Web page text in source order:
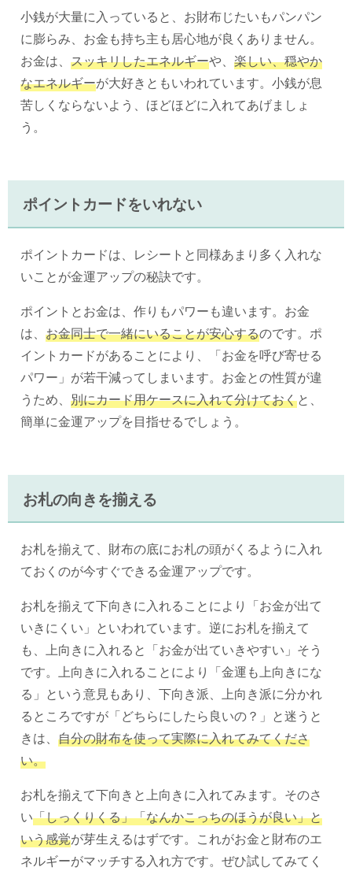
小銭が大量に入っていると、お財布じたいもパンパン
に膨らみ、お金も持ち主も居心地が良くありません。
お金は、 スッキリしたエネルギーや、 楽しい、穏やか
なエネルギーが大好きともいわれています。小銭が息
苦しくならないよう、ほどほどに入れてあげましょ
う。
ポイントカードをいれない
ポイントカードは、レシートと同様あまり多く入れな
いことが金運アップの秘訣です。
ポイントとお金は、作りもパワーも違います。お金
は、 お金同士で一緒にいることが安心するのです。ポ
イントカードがあることにより、「お金を呼び寄せる
パワー」が若干減ってしまいます。お金との性質が違
うため、 別にカード用ケースに入れて分けておくと、
簡単に金運アップを目指せるでしょう。
お札の向きを揃える
お札を揃えて、財布の底にお札の頭がくるように入れ
ておくのが今すぐできる金運アップです。
お札を揃えて下向きに入れることにより「お金が出て
いきにくい」といわれています。逆にお札を揃えて
も、上向きに入れると「お金が出ていきやすい」そう
です。上向きに入れることにより「金運も上向きにな
る」という意見もあり、下向き派、上向き派に分かれ
るところですが「どちらにしたら良いの？」と迷うと
きは、 自分の財布を使って実際に入れてみてくださ
い。
お札を揃えて下向きと上向きに入れてみます。そのさ
い「しっくりくる」「なんかこっちのほうが良い」と
いう感覚が芽生えるはずです。これがお金と財布のエ
ネルギーがマッチする入れ方です。ぜひ試してみてく